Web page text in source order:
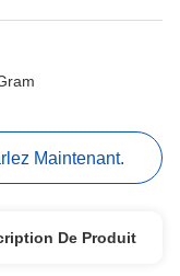
Maintenant.
De Produit